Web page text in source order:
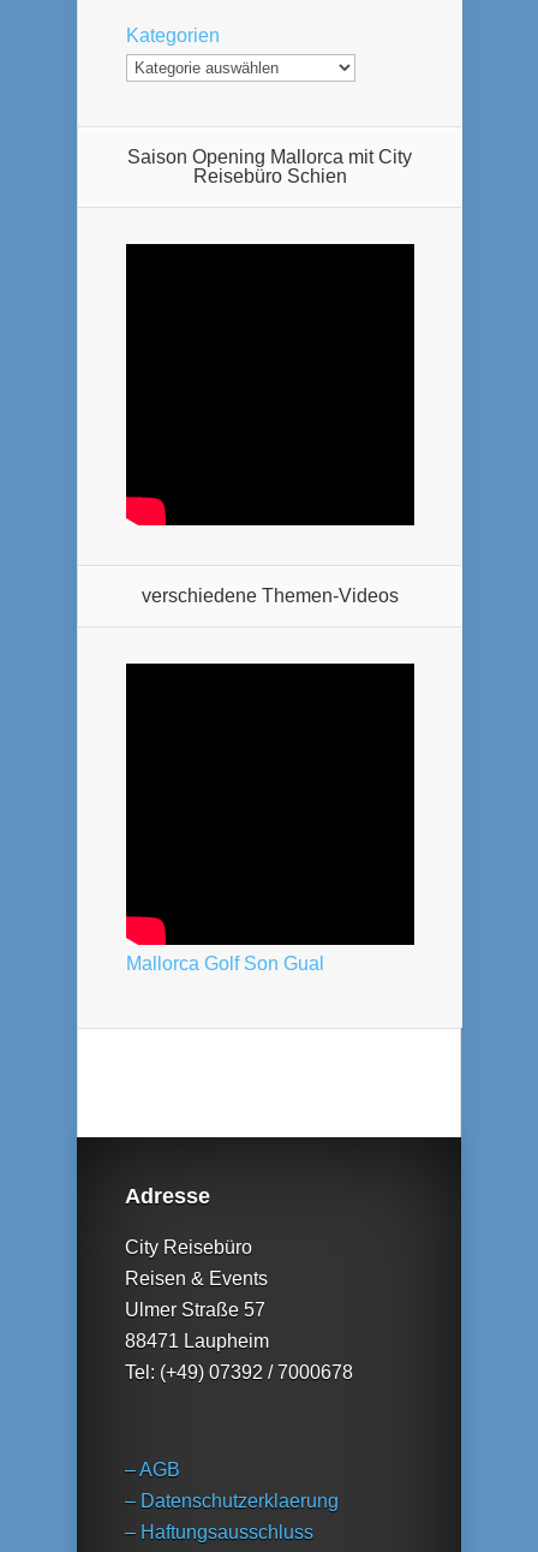
Kategorien
Saison Opening Mallorca mit City
Reisebüro Schien
verschiedene Themen-Videos
Mallorca Golf Son Gual
Adresse
City Reisebüro
Reisen & Events
Ulmer Straße 57
88471 Laupheim
Tel: (+49) 07392 / 7000678
– AGB
– Datenschutzerklaerung
– Haftungsausschluss